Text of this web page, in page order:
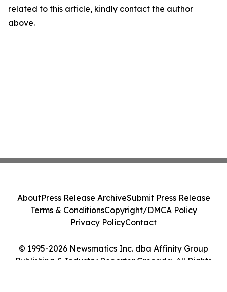
related to this article, kindly contact the author
above.
© 1995-2026 Newsmatics Inc. dba Affinity Group
Publishing & Industry Reporter Grenada. All Rights
AboutPress Release ArchiveSubmit Press Release
Terms & ConditionsCopyright/DMCA Policy
Privacy PolicyContact